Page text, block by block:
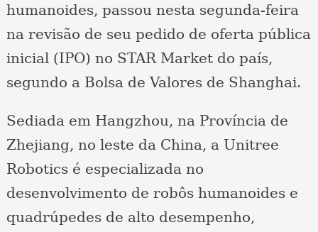
humanoides, passou nesta segunda-feira
na revisão de seu pedido de oferta pública
inicial (IPO) no STAR Market do país,
segundo a Bolsa de Valores de Shanghai.
Sediada em Hangzhou, na Província de
Zhejiang, no leste da China, a Unitree
Robotics é especializada no
desenvolvimento de robôs humanoides e
quadrúpedes de alto desempenho,